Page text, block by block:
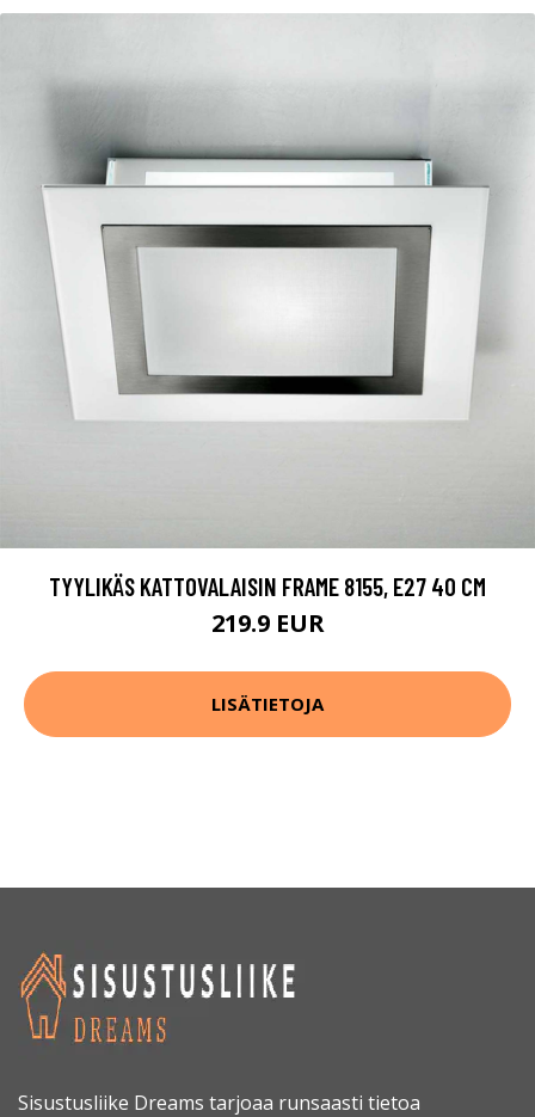
TYYLIKÄS KATTOVALAISIN FRAME 8155, E27 40 CM
219.9 EUR
LISÄTIETOJA
Sisustusliike Dreams tarjoaa runsaasti tietoa